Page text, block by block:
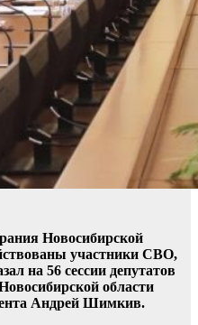
Новосибирской
участники СВО,
на 56 сессии депутатов
области
Андрей Шимкив.